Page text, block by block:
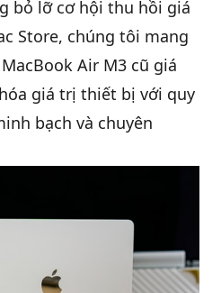
bỏ lỡ cơ hội thu hồi giá
Store, chúng tôi mang
Air M3 cũ giá
giá trị thiết bị với quy
bạch và chuyên